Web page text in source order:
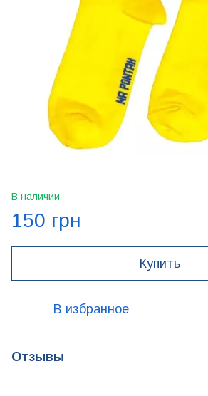
В наличии
150 грн
Купить
В избранное
Отзывы